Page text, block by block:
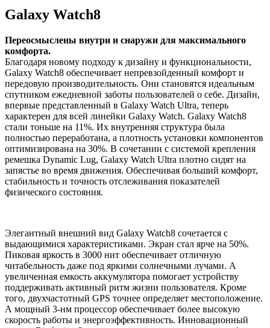
Galaxy Watch8
Переосмыслены внутри и снаружи для максимального
комфорта.
Благодаря новому подходу к дизайну и функциональности,
Galaxy Watch8 обеспечивает непревзойденный комфорт и
передовую производительность. Они становятся идеальным
спутником ежедневной заботы пользователей о себе. Дизайн,
впервые представленный в Galaxy Watch Ultra, теперь
характерен для всей линейки Galaxy Watch. Galaxy Watch8
стали тоньше на 11%. Их внутренняя структура была
полностью переработана, а плотность установки компонентов
оптимизирована на 30%. В сочетании с системой крепления
ремешка Dynamic Lug, Galaxy Watch Ultra плотно сидят на
запястье во время движения. Обеспечивая больший комфорт,
стабильность и точность отслеживания показателей
физического состояния.
Элегантный внешний вид Galaxy Watch8 сочетается с
выдающимися характеристиками. Экран стал ярче на 50%.
Пиковая яркость в 3000 нит обеспечивает отличную
читабельность даже под яркими солнечными лучами. А
увеличенная емкость аккумулятора помогает устройству
поддерживать активный ритм жизни пользователя. Кроме
того, двухчастотный GPS точнее определяет местоположение.
А мощный 3-нм процессор обеспечивает более высокую
скорость работы и энергоэффективность. Инновационный